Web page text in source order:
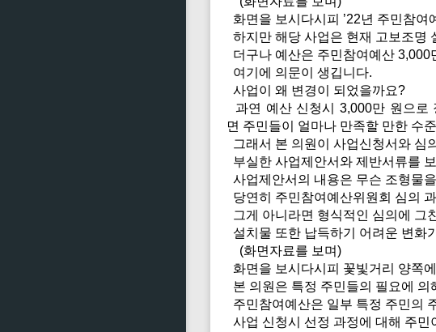
화면을 보시다시피 ’22년 주민참
하지만 해당 사업은 현재 고보조명
더구나 예산은 주민참여예산
여기에 의문이 생깁니다.
사업이 왜 변경이 되었을까요?
과연 예산 신청시 3,000만 원으로
면 주민들이 얼마나 만족할 만한 수
그래서 본 의원이 사업신청서와 심
부실한 사업제안서와 제반서류를
사업제안서의 내용은 무슨 조형물
당연히 주민참여예산위원회 심의
그게 아니라면 형식적인 심의에 그
설치물 또한 납득하기 어려운 변화
(화면자료를 보며)
화면을 보시다시피 꽃빛거리 양쪽
본 의원은 특정 주민들의 필요에
주민참여예산은 일부 특정 주민의
사업 신청시 선정 과정에 대해 주